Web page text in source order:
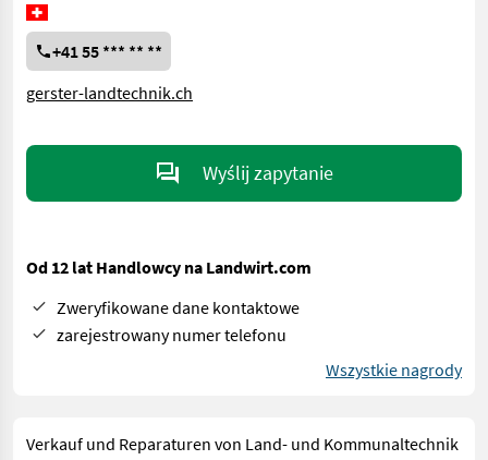
+41 55 *** ** **
gerster-landtechnik.ch
Wyślij zapytanie
Od 12 lat Handlowcy na Landwirt.com
Zweryfikowane dane kontaktowe
zarejestrowany numer telefonu
Wszystkie nagrody
Verkauf und Reparaturen von Land- und Kommunaltechnik